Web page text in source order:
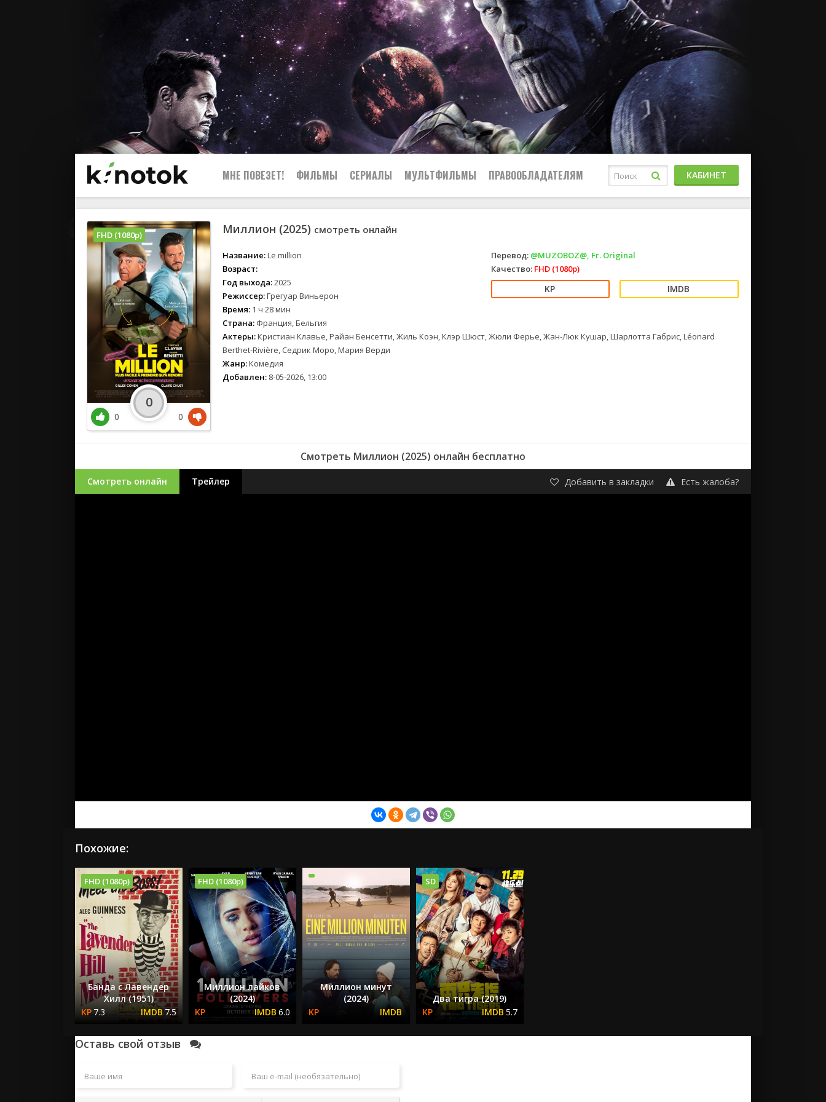
МНЕ ПОВЕЗЕТ! ФИЛЬМЫ СЕРИАЛЫ МУЛЬТФИЛЬМЫ ПРАВООБЛАДАТЕЛЯМ КАБИНЕТ
Миллион (2025) смотреть онлайн
Название:Le million
Возраст:
Год выхода:2025
Режиссер:Грегуар Виньерон
Время: 1 ч 28 мин
Страна: Франция, Бельгия
Перевод: @MUZOBOZ@, Fr. Original
Качество: FHD (1080p)
Актеры:Кристиан Клавье, Райан Бенсетти, Жиль Коэн, Клэр Шюст, Жюли Ферье, Жан-Люк Кушар, Шарлотта Габрис, Léonard
Berthet-Rivière, Седрик Моро, Мария Верди
Жанр:Комедия
Добавлен: 8-05-2026, 13:00
FHD (1080p)
0
0
0
Смотреть Миллион (2025) онлайн бесплатно
Смотреть онлайн Трейлер Добавить в закладки Есть жалоба?
Похожие:
FHD (1080p)
Банда с Лавендер
Хилл (1951)
7.3
7.5
FHD (1080p)
Миллион лайков
(2024)
6.0
Миллион минут
(2024)
SD
Два тигра (2019)
5.7
Оставь свой отзыв